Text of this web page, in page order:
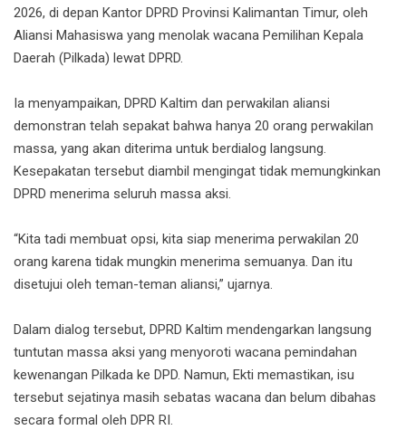
2026, di depan Kantor DPRD Provinsi Kalimantan Timur, oleh
Aliansi Mahasiswa yang menolak wacana Pemilihan Kepala
Daerah (Pilkada) lewat DPRD.
‎Ia menyampaikan, DPRD Kaltim dan perwakilan aliansi
demonstran telah sepakat bahwa hanya 20 orang perwakilan
massa, yang akan diterima untuk berdialog langsung.
Kesepakatan tersebut diambil mengingat tidak memungkinkan
DPRD menerima seluruh massa aksi.
‎“Kita tadi membuat opsi, kita siap menerima perwakilan 20
orang karena tidak mungkin menerima semuanya. Dan itu
disetujui oleh teman-teman aliansi,” ujarnya.
‎Dalam dialog tersebut, DPRD Kaltim mendengarkan langsung
tuntutan massa aksi yang menyoroti wacana pemindahan
kewenangan Pilkada ke DPD. Namun, Ekti memastikan, isu
tersebut sejatinya masih sebatas wacana dan belum dibahas
secara formal oleh DPR RI.